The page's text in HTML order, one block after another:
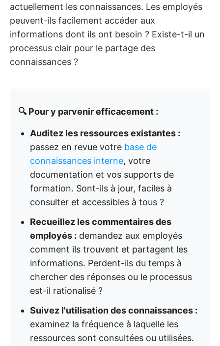
actuellement les connaissances. Les employés
peuvent-ils facilement accéder aux
informations dont ils ont besoin ? Existe-t-il un
processus clair pour le partage des
connaissances ?
🔍 Pour y parvenir efficacement :
Auditez les ressources existantes :
passez en revue votre base de
connaissances interne, votre
documentation et vos supports de
formation. Sont-ils à jour, faciles à
consulter et accessibles à tous ?
Recueillez les commentaires des
employés : demandez aux employés
comment ils trouvent et partagent les
informations. Perdent-ils du temps à
chercher des réponses ou le processus
est-il rationalisé ?
Suivez l'utilisation des connaissances :
examinez la fréquence à laquelle les
ressources sont consultées ou utilisées.